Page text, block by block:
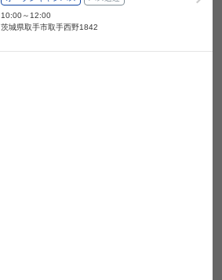
10:00～12:00
茨城県取手市取手西野1842